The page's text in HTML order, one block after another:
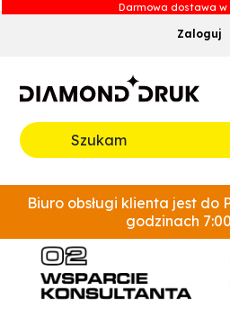
Zaloguj
Biuro obsługi klienta jest do
godzinach